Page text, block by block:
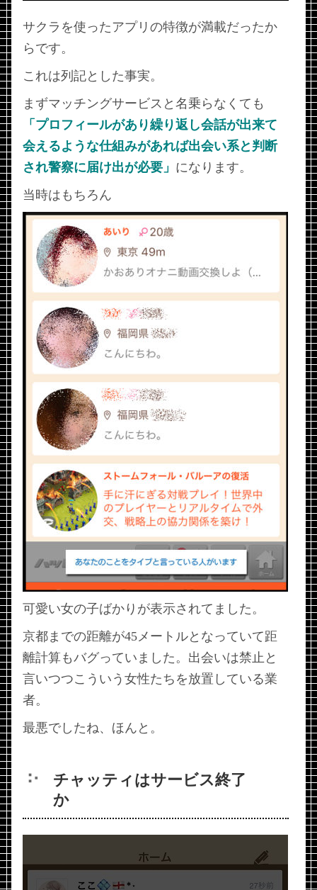
サクラを使ったアプリの特徴が満載だったか
らです。
これは列記とした事実。
まずマッチングサービスと名乗らなくても
「プロフィールがあり繰り返し会話が出来て
会えるような仕組みがあれば出会い系と判断
され警察に届け出が必要」 になります。
当時はもちろん
可愛い女の子ばかりが表示されてました。
京都までの距離が45メートルとなっていて距
離計算もバグっていました。出会いは禁止と
言いつつこういう女性たちを放置している業
者。
最悪でしたね、ほんと。
チャッティはサービス終了
か